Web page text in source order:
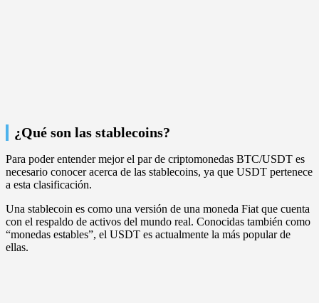
¿Qué son las stablecoins?
Para poder entender mejor el par de criptomonedas BTC/USDT es
necesario conocer acerca de las stablecoins, ya que USDT pertenece
a esta clasificación.
Una stablecoin es como una versión de una moneda Fiat que cuenta
con el respaldo de activos del mundo real. Conocidas también como
“monedas estables”, el USDT es actualmente la más popular de
ellas.